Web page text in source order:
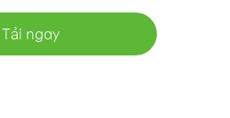
Tải ngay